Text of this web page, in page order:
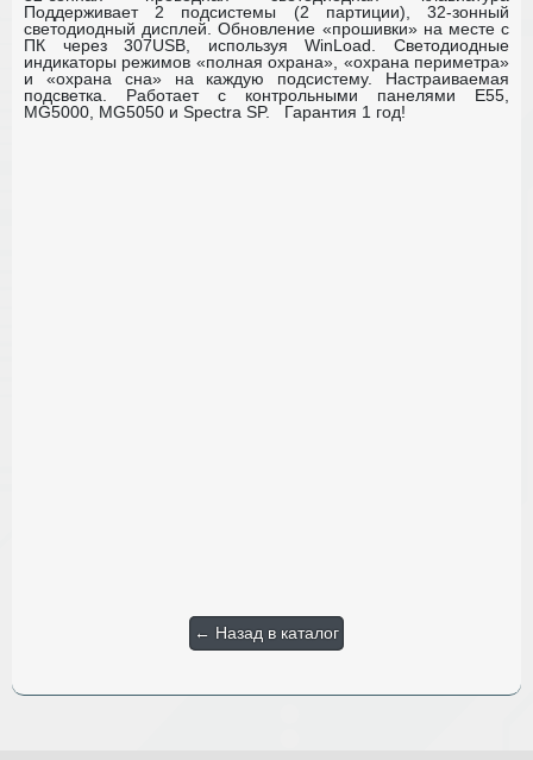
Поддерживает 2 подсистемы (2 партиции), 32-зонный
светодиодный дисплей.Обновление «прошивки» на месте с
ПК через 307USB, используя WinLoad. Светодиодные
индикаторы режимов «полная охрана», «охрана периметра»
и «охрана сна» на каждую подсистему. Настраиваемая
подсветка. Работает с контрольными панелями E55,
MG5000, MG5050 и Spectra SP.
Гарантия 1 год!
← Назад в каталог